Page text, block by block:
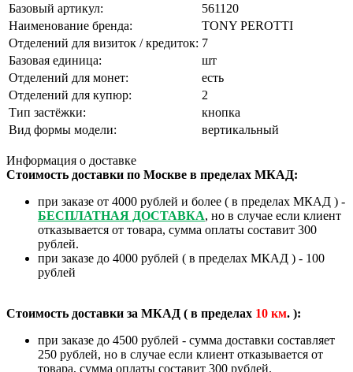
Базовый артикул:
561120
Наименование бренда:
TONY PEROTTI
Отделений для визиток / кредиток: 7
Базовая единица:
шт
Отделений для монет:
есть
Отделений для купюр:
2
Тип застёжки:
кнопка
Вид формы модели:
вертикальный
Информация о доставке
Стоимость доставки по Москве в пределах МКАД:
при заказе от 4000 рублей и более ( в пределах МКАД ) -
БЕСПЛАТНАЯ ДОСТАВКА, но в случае если клиент
отказывается от товара, сумма оплаты составит 300
рублей.
при заказе до 4000 рублей ( в пределах МКАД ) - 100
рублей
Стоимость доставки за МКАД ( в пределах 10 км. ):
при заказе до 4500 рублей - сумма доставки составляет
250 рублей, но в случае если клиент отказывается от
товара, сумма оплаты составит 300 рублей.